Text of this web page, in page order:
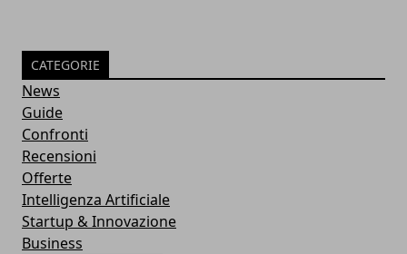
CATEGORIE
News
Guide
Confronti
Recensioni
Offerte
Intelligenza Artificiale
Startup & Innovazione
Business